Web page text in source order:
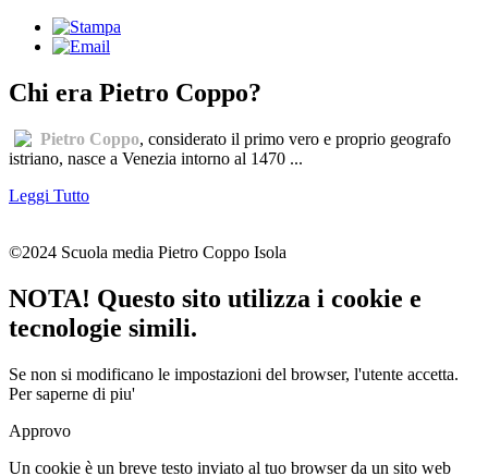
Chi era Pietro Coppo?
Pietro Coppo, considerato il primo vero e proprio geografo
istriano, nasce a Venezia intorno al 1470 ...
Leggi Tutto
©2024 Scuola media Pietro Coppo Isola
NOTA! Questo sito utilizza i cookie e
tecnologie simili.
Se non si modificano le impostazioni del browser, l'utente accetta.
Per saperne di piu'
Approvo
Un cookie è un breve testo inviato al tuo browser da un sito web